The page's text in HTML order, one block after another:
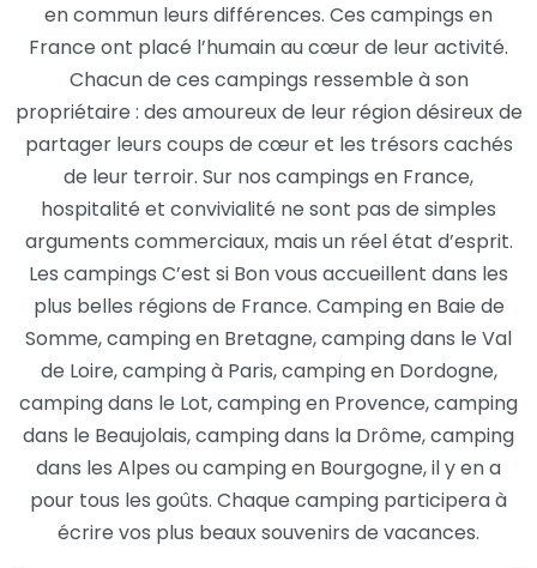
en commun leurs différences. Ces campings en
France ont placé l’humain au cœur de leur activité.
Chacun de ces campings ressemble à son
propriétaire : des amoureux de leur région désireux de
partager leurs coups de cœur et les trésors cachés
de leur terroir. Sur nos campings en France,
hospitalité et convivialité ne sont pas de simples
arguments commerciaux, mais un réel état d’esprit.
Les campings C’est si Bon vous accueillent dans les
plus belles régions de France. Camping en Baie de
Somme, camping en Bretagne, camping dans le Val
de Loire, camping à Paris, camping en Dordogne,
camping dans le Lot, camping en Provence, camping
dans le Beaujolais, camping dans la Drôme, camping
dans les Alpes ou camping en Bourgogne, il y en a
pour tous les goûts. Chaque camping participera à
écrire vos plus beaux souvenirs de vacances.